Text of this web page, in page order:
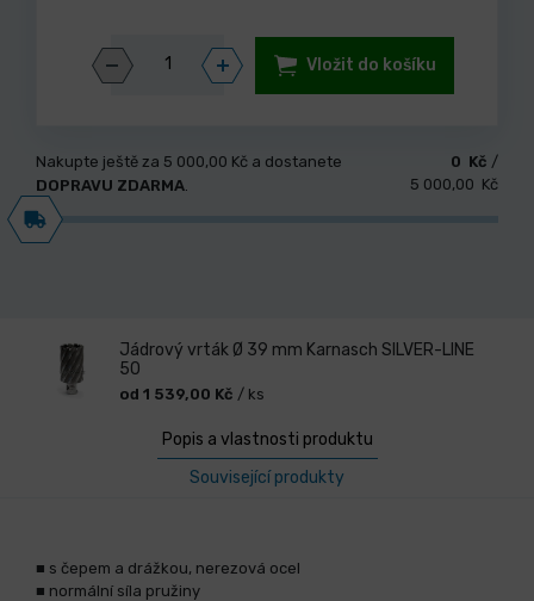
Vložit do košíku
Nakupte ještě za 5 000,00 Kč a dostanete
DOPRAVU ZDARMA.
0 Kč /
5 000,00 Kč
Jádrový vrták Ø 39 mm Karnasch SILVER-LINE
50
od 1 539,00 Kč / ks
Popis a vlastnosti produktu
Související produkty
■ s čepem a drážkou, nerezová ocel
■ normální síla pružiny